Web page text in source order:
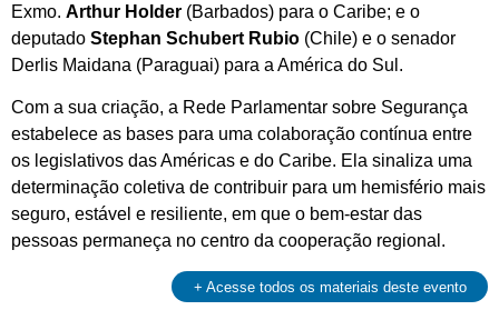
Exmo. Arthur Holder (Barbados) para o Caribe; e o
deputado Stephan Schubert Rubio (Chile) e o senador
Derlis Maidana (Paraguai) para a América do Sul.
Com a sua criação, a Rede Parlamentar sobre Segurança
estabelece as bases para uma colaboração contínua entre
os legislativos das Américas e do Caribe. Ela sinaliza uma
determinação coletiva de contribuir para um hemisfério mais
seguro, estável e resiliente, em que o bem-estar das
pessoas permaneça no centro da cooperação regional.
+ Acesse todos os materiais deste evento